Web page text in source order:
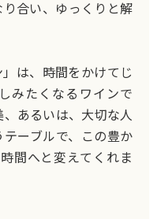
合い、ゆっくりと解
」は、時間をかけてじ
みたくなるワインで
あるいは、大切な人
ーブルで、この豊か
間へと変えてくれま